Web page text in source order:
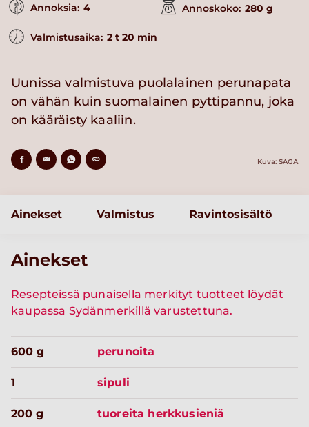
Annoksia: 4 Annoskoko: 280 g
Valmistusaika: 2 t 20 min
Uunissa valmistuva puolalainen perunapata
on vähän kuin suomalainen pyttipannu, joka
on kääräisty kaaliin.
Kuva: SAGA
Ainekset Valmistus Ravintosisältö
Ainekset
Resepteissä punaisella merkityt tuotteet löydät
kaupassa Sydänmerkillä varustettuna.
600 g perunoita
1 sipuli
200 g tuoreita herkkusieniä